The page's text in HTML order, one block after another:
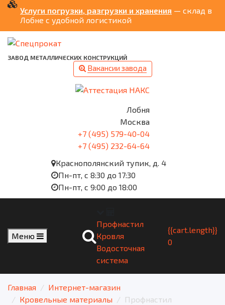
Услуги погрузки, разгрузки и хранения — склад в
Лобне с удобной логистикой
ЗАВОД МЕТАЛЛИЧЕСКИХ КОНСТРУКЦИЙ
Вакансии завода
Краснополянский тупик, д. 4
Пн-пт, с 8:30 до 17:30
Пн-пт, с 9:00 до 18:00
Лобня
Москва
+7 (495) 579-40-04
+7 (495) 232-64-64
Меню
Профнастил
Кровля
Водосточная
система
{{cart.length}}
0
Главная
Интернет-магазин
Кровельные материалы
Профнастил